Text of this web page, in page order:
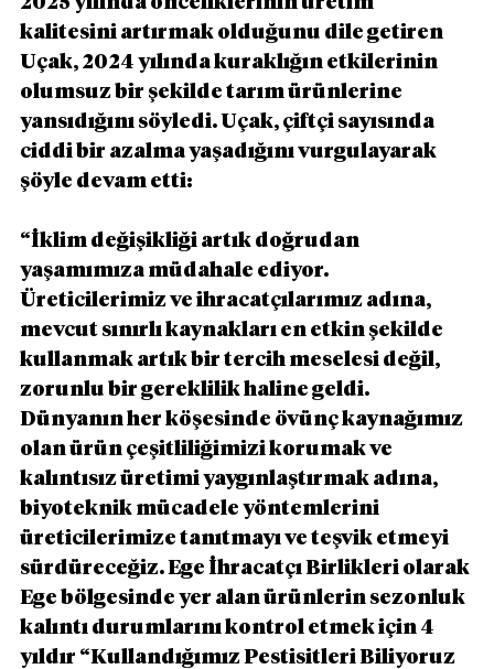
kalitesini artırmak olduğunu dile getiren
Uçak, 2024 yılında kuraklığın etkilerinin
olumsuz bir şekilde tarım ürünlerine
yansıdığını söyledi. Uçak, çiftçi sayısında
ciddi bir azalma yaşadığını vurgulayarak
şöyle devam etti:
“İklim değişikliği artık doğrudan
yaşamımıza müdahale ediyor.
Üreticilerimiz ve ihracatçılarımız adına,
mevcut sınırlı kaynakları en etkin şekilde
kullanmak artık bir tercih meselesi değil,
zorunlu bir gereklilik haline geldi.
Dünyanın her köşesinde övünç kaynağımız
olan ürün çeşitliliğimizi korumak ve
kalıntısız üretimi yaygınlaştırmak adına,
biyoteknik mücadele yöntemlerini
üreticilerimize tanıtmayı ve teşvik etmeyi
sürdüreceğiz. Ege İhracatçı Birlikleri olarak
Ege bölgesinde yer alan ürünlerin sezonluk
kalıntı durumlarını kontrol etmek için 4
yıldır “Kullandığımız Pestisitleri Biliyoruz